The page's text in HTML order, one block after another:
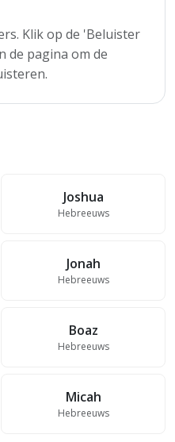
Klik op de 'Beluister
de pagina om de
Joshua
Hebreeuws
Jonah
Hebreeuws
Boaz
Hebreeuws
Micah
Hebreeuws